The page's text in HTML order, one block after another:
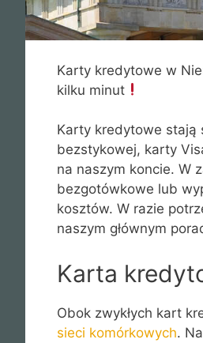
Karty kredytowe w
kilku minut
Karty kredytowe stają
bezstykowej, karty
na naszym koncie. W
bezgotówkowe lub
kosztów. W razie
naszym głównym
Karta
Obok zwykłych kart
sieci komórkowych.